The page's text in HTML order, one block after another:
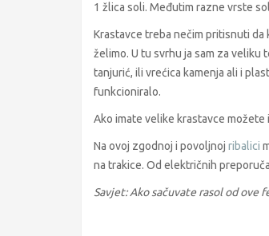
1 žlica soli. Međutim razne vrste
Krastavce treba nečim pritisnuti da
želimo. U tu svrhu ja sam za
tanjurić, ili vrećica kamenja ali i
funkcioniralo.
Ako imate velike krastavce
Na ovoj zgodnoj i povoljnoj ribalici
na trakice. Od električnih
Savjet: Ako sačuvate rasol od